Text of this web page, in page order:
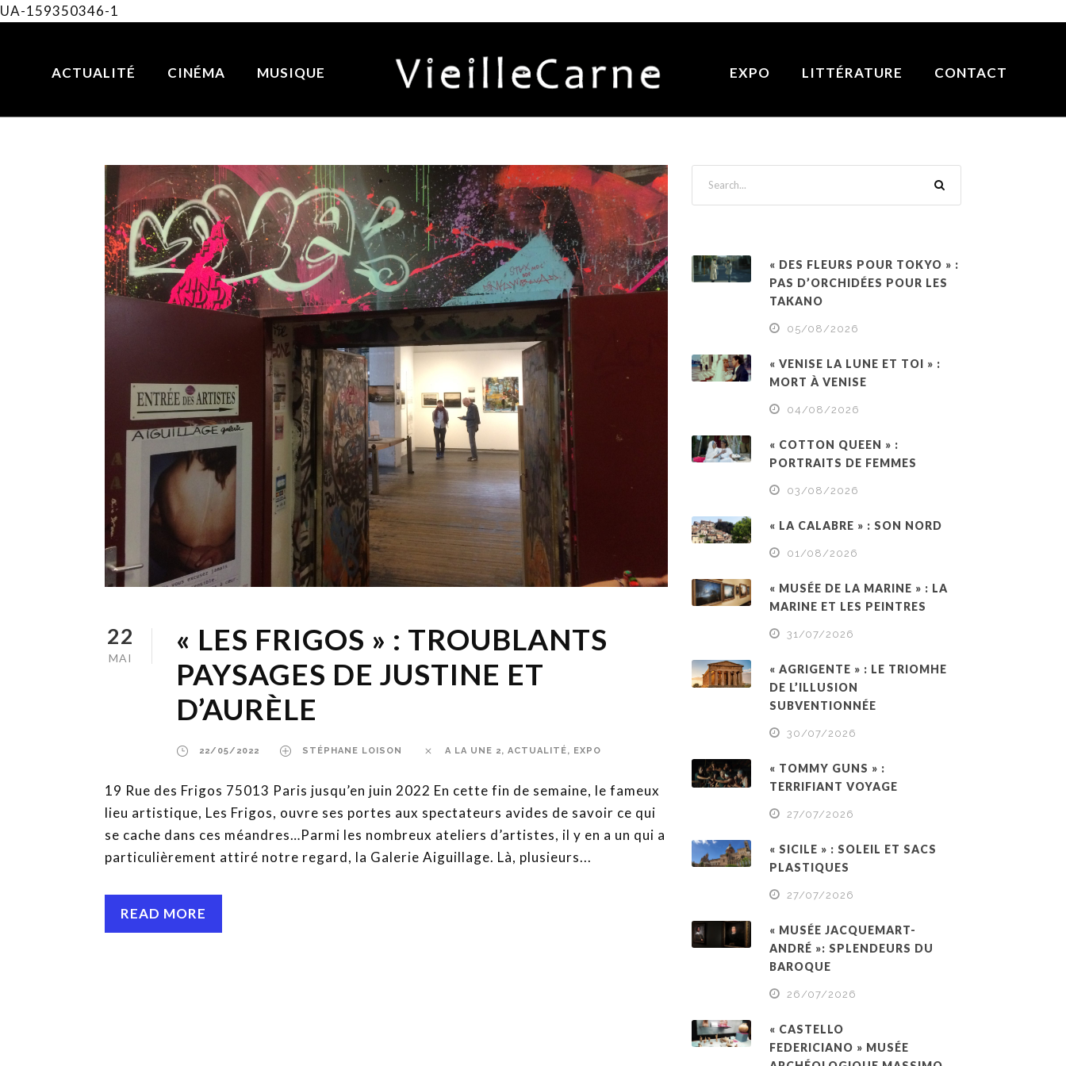
UA-159350346-1
ACTUALITÉ CINÉMA MUSIQUE EXPO LITTÉRATURE CONTACT
22
MAI
« LES FRIGOS » : TROUBLANTS
PAYSAGES DE JUSTINE ET
D’AURÈLE
22/05/2022 STÉPHANE LOISON A LA UNE 2, ACTUALITÉ, EXPO
19 Rue des Frigos 75013 Paris jusqu’en juin 2022 En cette fin de semaine, le fameux
lieu artistique, Les Frigos, ouvre ses portes aux spectateurs avides de savoir ce qui
se cache dans ces méandres…Parmi les nombreux ateliers d’artistes, il y en a un qui a
particulièrement attiré notre regard, la Galerie Aiguillage. Là, plusieurs...
READ MORE
« DES FLEURS POUR TOKYO » :
PAS D’ORCHIDÉES POUR LES
TAKANO
05/08/2026
« VENISE LA LUNE ET TOI » :
MORT À VENISE
04/08/2026
« COTTON QUEEN » :
PORTRAITS DE FEMMES
03/08/2026
« LA CALABRE » : SON NORD
01/08/2026
« MUSÉE DE LA MARINE » : LA
MARINE ET LES PEINTRES
31/07/2026
« AGRIGENTE » : LE TRIOMHE
DE L’ILLUSION
SUBVENTIONNÉE
30/07/2026
« TOMMY GUNS » :
TERRIFIANT VOYAGE
27/07/2026
« SICILE » : SOLEIL ET SACS
PLASTIQUES
27/07/2026
« MUSÉE JACQUEMART-
ANDRÉ »: SPLENDEURS DU
BAROQUE
26/07/2026
« CASTELLO
FEDERICIANO » MUSÉE